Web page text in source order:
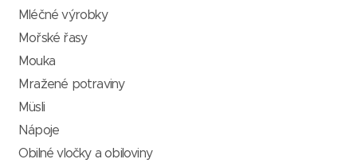
Mléčné výrobky
Mořské řasy
Mouka
Mražené potraviny
Müsli
Nápoje
Obilné vločky a obiloviny